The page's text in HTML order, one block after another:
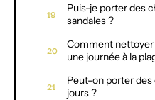
Puis-je porter des
sandales ?
Comment nettoyer
une journée à la
Peut-on porter des
jours ?